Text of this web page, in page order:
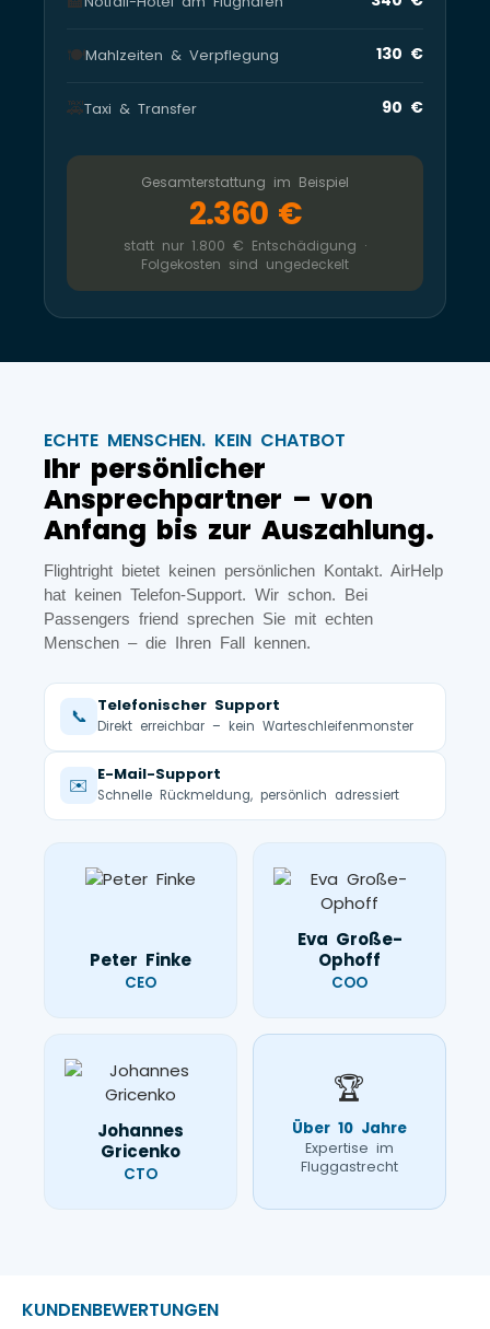
🍽️Mahlzeiten & Verpflegung 130 €
🚕Taxi & Transfer 90 €
Gesamterstattung im Beispiel
2.360 €
statt nur 1.800 € Entschädigung ·
Folgekosten sind ungedeckelt
ECHTE MENSCHEN. KEIN CHATBOT
Ihr persönlicher
Ansprechpartner – von
Anfang bis zur Auszahlung.
Flightright bietet keinen persönlichen Kontakt. AirHelp
hat keinen Telefon-Support. Wir schon. Bei
Passengers friend sprechen Sie mit echten
Menschen – die Ihren Fall kennen.
📞 Telefonischer Support
Direkt erreichbar – kein Warteschleifenmonster
✉️ E-Mail-Support
Schnelle Rückmeldung, persönlich adressiert
Peter Finke
CEO
Eva Große-
Ophoff
COO
Johannes
Gricenko
CTO
🏆
Über 10 Jahre
Expertise im
Fluggastrecht
KUNDENBEWERTUNGEN